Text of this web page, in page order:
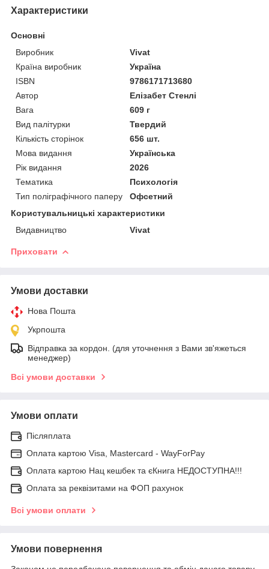
Характеристики
Основні
Виробник
Vivat
Країна виробник
Україна
ISBN
9786171713680
Автор
Елізабет Стенлі
Вага
609 г
Вид палітурки
Твердий
Кількість сторінок
656 шт.
Мова видання
Українська
Рік видання
2026
Тематика
Психологія
Тип поліграфічного паперу
Офсетний
Користувальницькі характеристики
Видавництво
Vivat
Приховати
Умови доставки
Нова Пошта
Укрпошта
Відправка за кордон. (для уточнення з Вами зв'яжеться
менеджер)
Всі умови доставки
Умови оплати
Післяплата
Оплата картою Visa, Mastercard - WayForPay
Оплата картою Нац кешбек та єКнига НЕДОСТУПНА!!!
Оплата за реквізитами на ФОП рахунок
Всі умови оплати
Умови повернення